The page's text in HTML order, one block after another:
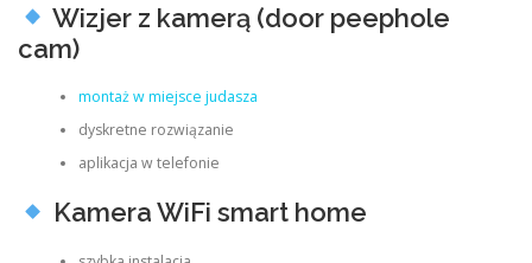
Wizjer z kamerą (door peephole
cam)
montaż w miejsce judasza
dyskretne rozwiązanie
aplikacja w telefonie
Kamera WiFi smart home